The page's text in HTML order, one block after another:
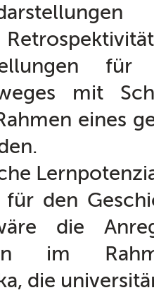
mit
eines
den
die
im
die